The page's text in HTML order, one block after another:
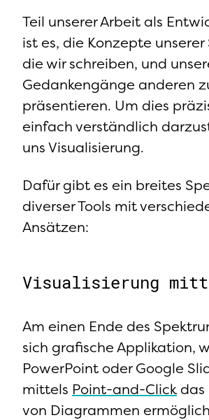
Teil unserer Arbeit als
ist es, die Konzepte
die wir schreiben, und
Gedankengänge anderen
präsentieren. Um dies
einfach verständlich
uns Visualisierung.
Dafür gibt es ein breites
diverser Tools mit
Ansätzen:
Visualisierung
Am einen Ende des
sich grafische Applikation,
PowerPoint oder Google
mittels Point-and-Clickdas
von Diagrammen